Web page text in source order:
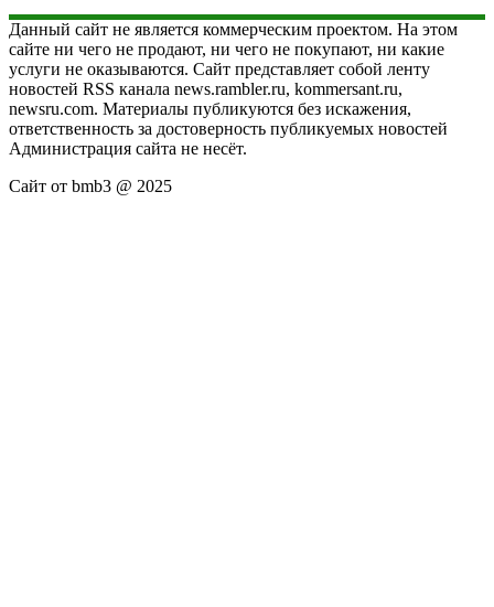
Данный сайт не является коммерческим проектом. На этом
сайте ни чего не продают, ни чего не покупают, ни какие
услуги не оказываются. Сайт представляет собой ленту
новостей RSS канала news.rambler.ru, kommersant.ru,
newsru.com. Материалы публикуются без искажения,
ответственность за достоверность публикуемых новостей
Администрация сайта не несёт.
Сайт от bmb3 @ 2025